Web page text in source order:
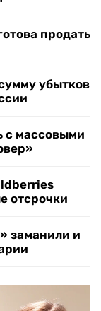
продать
убытков
с массовыми
отсрочки
заманили и